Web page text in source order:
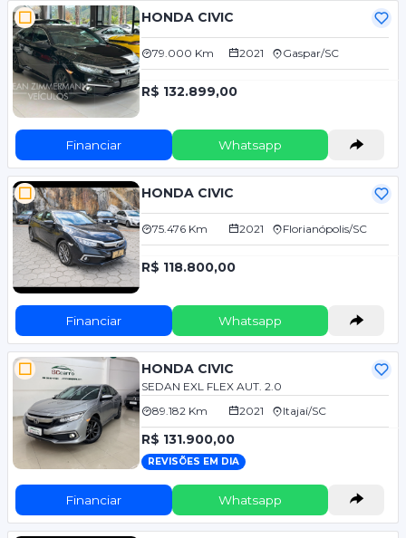
HONDA CIVIC
79.000 Km 2021 Gaspar/SC
R$ 132.899,00
Financiar Whatsapp
HONDA CIVIC
75.476 Km 2021 Florianópolis/SC
R$ 118.800,00
Financiar Whatsapp
HONDA CIVIC
SEDAN EXL FLEX AUT. 2.0
89.182 Km
2021 Itajaí/SC
R$ 131.900,00
REVISÕES EM DIA
Financiar Whatsapp